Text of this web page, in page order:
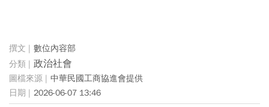
數位內容部
政治社會
中華民國工商協進會提供
2026-06-07 13:46